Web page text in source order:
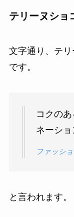
テリーヌショ
文字通り、テ
です。
コクの
ネーショ
ファッシ
と言われます。